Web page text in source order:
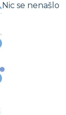
Nic se nenašlo